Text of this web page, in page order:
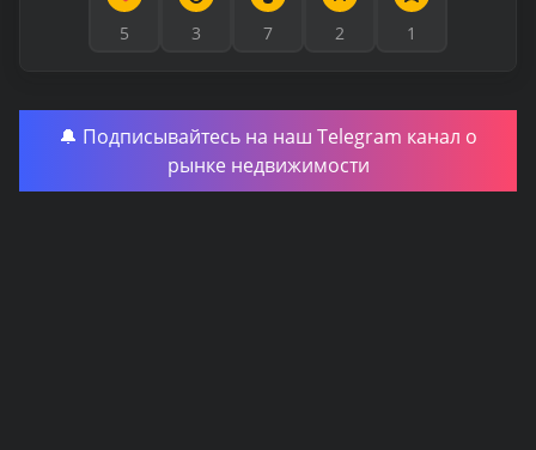
5 3 7 2 1
🔔 Подписывайтесь на наш Telegram канал о
рынке недвижимости